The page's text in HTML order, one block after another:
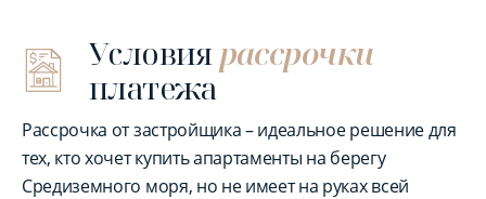
Условиярассрочки
платежа
Рассрочка от застройщика – идеальное решение для
тех, кто хочет купить апартаменты на берегу
Средиземного моря, но не имеет на руках всей